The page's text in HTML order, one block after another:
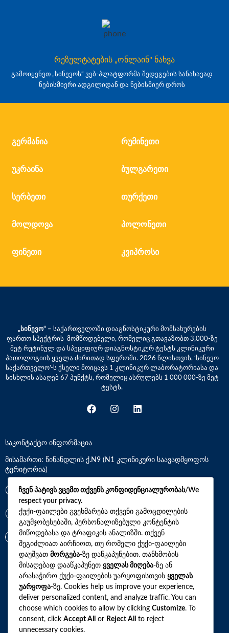
რეზულტატების „ონლაინ" ნახვა
გამოიყენეთ „სინევოს“ ვებ-პლატფორმა შედეგების სანახავად
ნებისმიერი ადგილიდან და ნებისმიერ დროს
გერმანია რუმინეთი
უკრაინა ბულგარეთი
სერბეთი თურქეთი
მოლდოვა პოლონეთი
ფინეთი კვიპროსი
„სინევო“ – საქართველოში დიაგნოსტიკური მომსახურების
ფართო სპექტრის მომწოდებელი, რომელიც გთავაზობთ 3,000-ზე
მეტ რუტინულ და სპეციფიურ დიაგნოსტიკურ ტესტს კლინიკური
პათოლოგიის ყველა ძირითად სფეროში. 2026 წლისთვის, ‘სინევო
საქართველო’-ს ქსელი მოიცავს 1 კლინიკურ ლაბორატორიასა და
სისხლის ასაღებ 67 პუნქტს, რომელიც ასრულებს 1 000 000-ზე მეტ
ტესტს.
საკონტაქტო ინფორმაცია
მისამართი: წინანდლის ქ.N9 (N1 კლინიკური საავადმყოფოს
ტერიტორია)
*7770
+(995)32 2 800 111
info@synevo.ge
2021 – 2026 © სინევო. ყველა უფლება დაცულია
ყველა ანალიზი
ჩვენი აქციები და პროფილები
ჩვენ პატივს ვცემთ თქვენს კონფიდენციალურობას/We
respect your privacy.
ქუქი-ფაილები გვეხმარება თქვენი გამოცდილების
გაუმჯობესებაში, პერსონალიზებული კონტენტის
მიწოდებასა და ტრაფიკის ანალიზში. თქვენ
შეგიძლიათ აირჩიოთ, თუ რომელი ქუქი-ფაილები
დაუშვათ მორგება-ზე დაწკაპუნებით. თანხმობის
მისაღებად დააწკაპუნეთ ყველას მიღება-ზე ან
არასაჭირო ქუქი-ფაილების უარყოფისთვის ყველას
უარყოფა-ზე. Cookies help us improve your experience,
deliver personalized content, and analyze traffic. You can
choose which cookies to allow by clicking Customize. To
consent, click Accept All or Reject All
to reject
unnecessary cookies.